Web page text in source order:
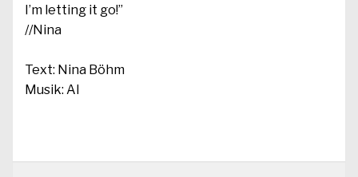
I’m letting it go!”
//Nina
Text: Nina Böhm
Musik: AI